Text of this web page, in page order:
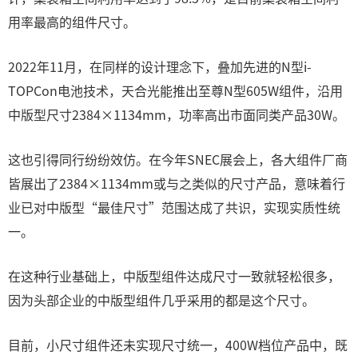
用率最高的组件尺寸。
2022年11月，在同样的设计理念下，叠加先进的N型i-
TOPCon电池技术，天合光能推出至尊N型605W组件，沿用
中版型尺寸2384×1134mm，功率高出市面同类产品30W。
这也引得同行纷纷效仿。在今年SNEC展会上，各大组件厂商
皆展出了2384×1134mm或与之类似的尺寸产品，意味着行
业已对中版型“最佳尺寸”范围达成了共识，实现实质性统
一。
在这种行业基础上，中版型组件达成尺寸一致就轻松很多，
因为头部企业的中版型组件几乎采用的都是这个尺寸。
目前，小尺寸组件还未实现尺寸统一，400W档位产品中，既